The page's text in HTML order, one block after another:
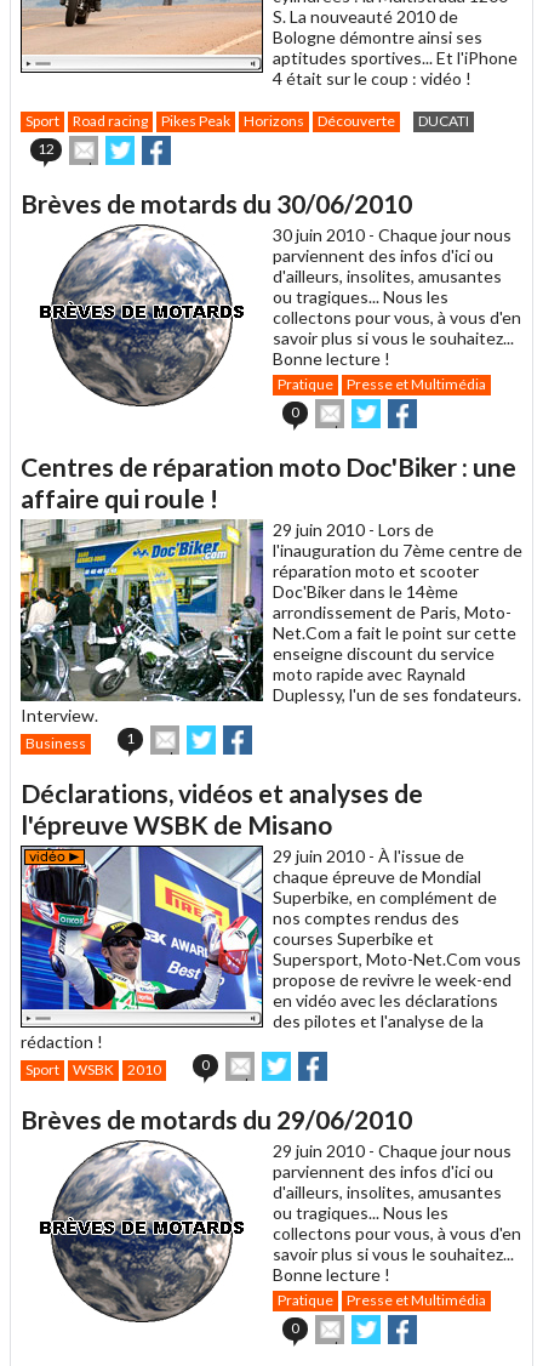
S. La nouveauté 2010 de
Bologne démontre ainsi ses
aptitudes sportives... Et l'iPhone
4 était sur le coup : vidéo !
Sport Road racing Pikes Peak Horizons Découverte
DUCATI
12
Envoyer
cet
à
ami
Partager
sur sur
Brèves de motards du 30/06/2010
30 juin 2010 - Chaque jour nous
parviennent des infos d'ici ou
d'ailleurs, insolites, amusantes
ou tragiques... Nous les
collectons pour vous, à vous d'en
savoir plus si vous le souhaitez...
Bonne lecture !
Pratique
Presse et Multimédia
0
Envoyer
cet
à
Partager
sur sur
Centres de réparation moto Doc'Biker : une
affaire qui roule !
29 juin 2010 - Lors de
l'inauguration du 7ème centre de
réparation moto et scooter
Doc'Biker dans le 14ème
arrondissement de Paris, Moto-
Net.Com a fait le point sur cette
enseigne discount du service
moto rapide avec Raynald
Duplessy, l'un de ses fondateurs.
Interview.
Business 1
Envoyer
cet
à
un
ami
Partager
sur sur
Déclarations, vidéos et analyses de
l'épreuve WSBK de Misano
29 juin 2010 - À l'issue de
chaque épreuve de Mondial
Superbike, en complément de
nos comptes rendus des
courses Superbike et
Supersport, Moto-Net.Com vous
propose de revivre le week-end
en vidéo avec les déclarations
des pilotes et l'analyse de la
rédaction !
Sport WSBK 2010 0
Envoyer
cet
à
Partager
sur sur
Brèves de motards du 29/06/2010
29 juin 2010 - Chaque jour nous
parviennent des infos d'ici ou
d'ailleurs, insolites, amusantes
ou tragiques... Nous les
collectons pour vous, à vous d'en
savoir plus si vous le souhaitez...
Bonne lecture !
Pratique
Presse et Multimédia
0
Envoyer
cet
Partager
sur sur